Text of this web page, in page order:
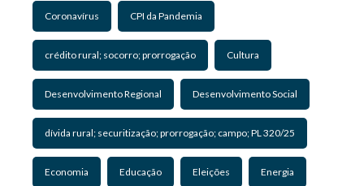
Coronavírus CPI da Pandemia
crédito rural; socorro; prorrogação Cultura
Desenvolvimento Regional Desenvolvimento Social
dívida rural; securitização; prorrogação; campo; PL 320/25
Economia Educação Eleições Energia